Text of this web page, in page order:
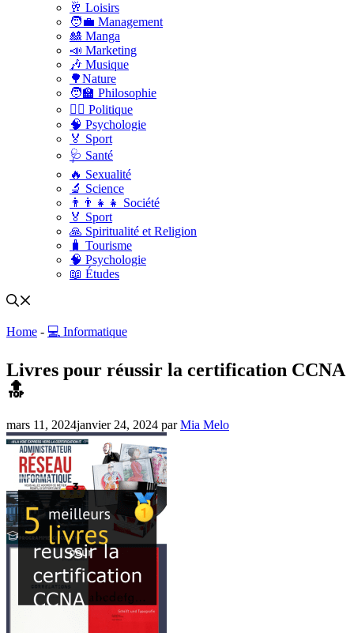
🥂 Loisirs
🧑‍💼 Management
🎎 Manga
📣 Marketing
🎶 Musique
🌳Nature
🧑‍🏫 Philosophie
👨‍⚖️ Politique
🧠 Psychologie
🏅 Sport
🩺 Santé
🔥 Sexualité
🔬 Science
👨‍👨‍👧‍👧 Société
🏅 Sport
🙏 Spiritualité et Religion
🧳 Tourisme
🧠 Psychologie
📖 Études
Home - 💻 Informatique
Livres pour réussir la certification CCNA
🔝
mars 11, 2024janvier 24, 2024 parMia Melo